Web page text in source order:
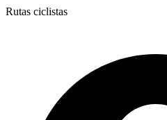
Rutas ciclistas